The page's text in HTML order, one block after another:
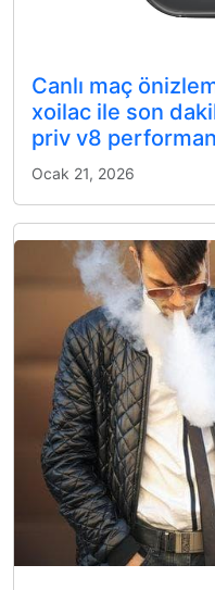
Canlı maç
xoilac ile son
priv v8
Ocak 21, 2026